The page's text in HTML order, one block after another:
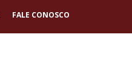
FALE CONOSCO